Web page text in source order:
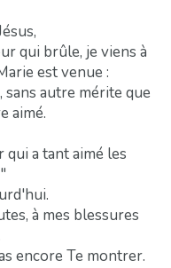
qui brûle, je viens à
est venue :
sans autre mérite que
aimé.
a tant aimé les
à mes blessures
encore Te montrer.